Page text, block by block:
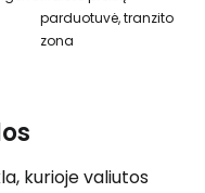
parduotuvė, tranzito
zona
kurioje valiutos